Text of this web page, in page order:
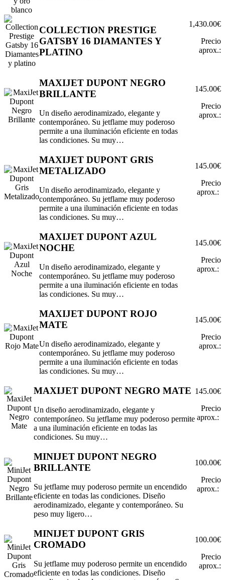
COLLECTION PRESTIGE
GATSBY 16 DIAMANTES Y
PLATINO
1,430.00€
Precio
aprox.:
MAXIJET DUPONT NEGRO
BRILLANTE
Un diseño aerodinamizado, elegante y
contemporáneo. Su jetflame muy poderoso
permite a una iluminación eficiente en todas
las condiciones. Su muy…
145.00€
Precio
aprox.:
MAXIJET DUPONT GRIS
METALIZADO
Un diseño aerodinamizado, elegante y
contemporáneo. Su jetflame muy poderoso
permite a una iluminación eficiente en todas
las condiciones. Su muy…
145.00€
Precio
aprox.:
MAXIJET DUPONT AZUL
NOCHE
Un diseño aerodinamizado, elegante y
contemporáneo. Su jetflame muy poderoso
permite a una iluminación eficiente en todas
las condiciones. Su muy…
145.00€
Precio
aprox.:
MAXIJET DUPONT ROJO
MATE
Un diseño aerodinamizado, elegante y
contemporáneo. Su jetflame muy poderoso
permite a una iluminación eficiente en todas
las condiciones. Su muy…
145.00€
Precio
aprox.:
MAXIJET DUPONT NEGRO MATE
Un diseño aerodinamizado, elegante y
contemporáneo. Su jetflame muy poderoso permite
a una iluminación eficiente en todas las
condiciones. Su muy…
145.00€
Precio
aprox.:
MINIJET DUPONT NEGRO
BRILLANTE
Su jetflame muy poderoso permite un encendido
eficiente en todas las condiciones. Diseño
aerodinamizado, elegante y contemporáneo. Su
peso muy ligero…
100.00€
Precio
aprox.:
MINIJET DUPONT GRIS
CROMADO
Su jetflame muy poderoso permite un encendido
eficiente en todas las condiciones. Diseño
100.00€
Precio
aprox.: